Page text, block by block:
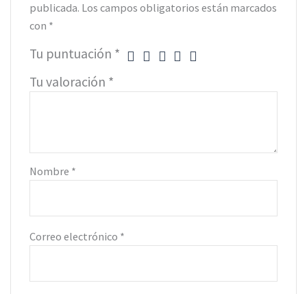
publicada. Los campos obligatorios están marcados
con *
Tu puntuación *
Tu valoración *
Nombre *
Correo electrónico *